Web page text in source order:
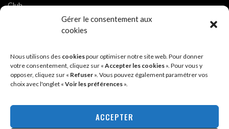
Gérer le consentement aux
cookies
Nous utilisons des cookiespour optimiser notre site web. Pour donner
votre consentement, cliquez sur « Accepter les cookies ». Pour vous y
opposer, cliquez sur « Refuser ». Vous pouvez également paramétrer vos
choix avec l'onglet « Voir les préférences ».
ACCEPTER
Club
Photos de l’Assemblée Générale du Club
Sébastien dans Cyclocross de Brochon (21)
Breniauxdans Cyclocross de Brochon (21)